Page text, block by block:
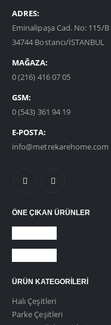
ADRES:
Eminalipaşa Cad. No: 115/B
34744 Bostancı/İSTANBUL
MAĞAZA:
0 (216) 416 07 05
GSM:
0 (543) 361 94 19
E-POSTA:
info@metrekarehome.com
ÖNE ÇIKAN ÜRÜNLER
ÜRÜN KATEGORILERI
Halı Çeşitleri
Parke Çeşitleri